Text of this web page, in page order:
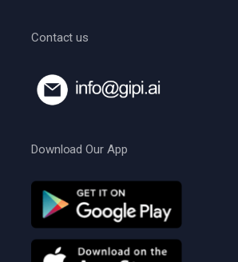
Contact us
Download Our App